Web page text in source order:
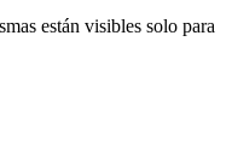
están visibles solo para